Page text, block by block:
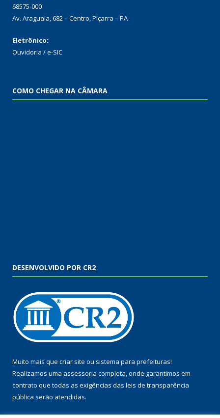
68575-000
Av. Araguaia, 682 – Centro, Piçarra – PA
Eletrônico:
Ouvidoria /e-SIC
COMO CHEGAR NA CÂMARA
DESENVOLVIDO POR CR2
Muito mais que criar site ou sistema para prefeituras!
Realizamos uma assessoria completa, onde garantimos em
contrato que todas as exigências das leis de transparência
pública serão atendidas.